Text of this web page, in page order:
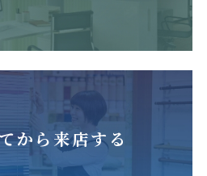
から来店する